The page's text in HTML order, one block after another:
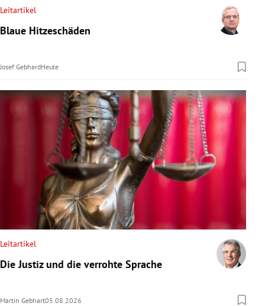
Leitartikel
Blaue Hitzeschäden
Josef GebhardHeute
Leitartikel
Die Justiz und die verrohte Sprache
Martin Gebhart05.08.2026